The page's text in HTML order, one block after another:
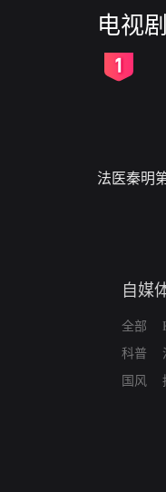
电视
法医秦明
自媒
全部
科普
国风